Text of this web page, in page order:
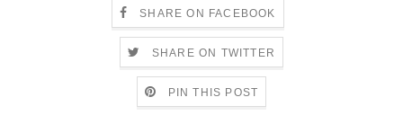
SHARE ON FACEBOOK
SHARE ON TWITTER
PIN THIS POST